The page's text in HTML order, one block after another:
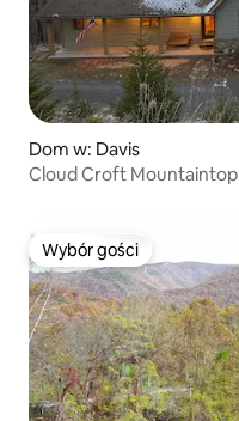
Dom w: Davis
Cloud Croft
Wybór gości
Wybór gości